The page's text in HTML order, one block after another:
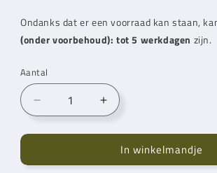
Ondanks dat er een voorraad kan staan,
(onder voorbehoud): tot 5 werkdagen zijn.
Aantal
Aantal
verlagen
voor
Q
Aantal
verhogen
voor
Della
Q
In winkelmandje